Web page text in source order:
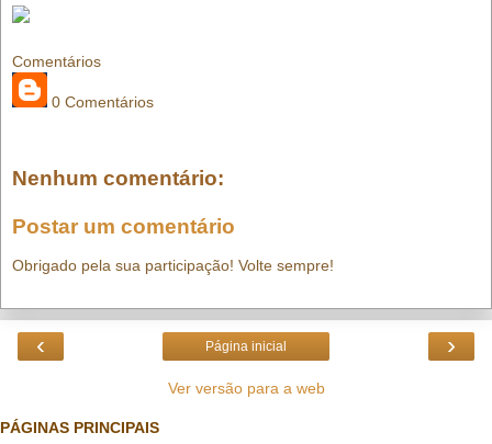
Comentários
0 Comentários
Nenhum comentário:
Postar um comentário
Obrigado pela sua participação! Volte sempre!
‹ ›
Página inicial
Ver versão para a web
PÁGINAS PRINCIPAIS